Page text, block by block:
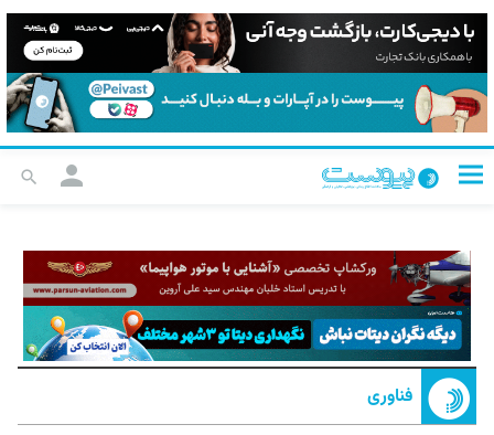
فناوری